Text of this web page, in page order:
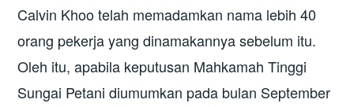
Calvin Khoo telah memadamkan nama lebih 40
orang pekerja yang dinamakannya sebelum itu.
Oleh itu, apabila keputusan Mahkamah Tinggi
Sungai Petani diumumkan pada bulan September